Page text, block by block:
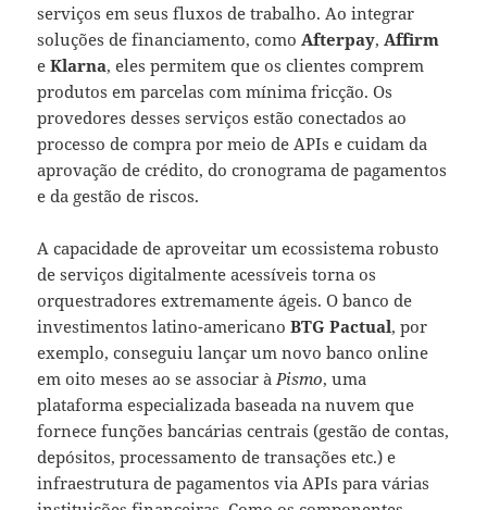
serviços em seus fluxos de trabalho. Ao integrar
soluções de financiamento, comoAfterpay,Affirm
eKlarna, eles permitem que os clientes comprem
produtos em parcelas com mínima fricção. Os
provedores desses serviços estão conectados ao
processo de compra por meio de APIs e cuidam da
aprovação de crédito, do cronograma de pagamentos
e da gestão de riscos.
A capacidade de aproveitar um ecossistema robusto
de serviços digitalmente acessíveis torna os
orquestradores extremamente ágeis. O banco de
investimentos latino-americanoBTG Pactual, por
exemplo, conseguiu lançar um novo banco online
em oito meses ao se associar àPismo, uma
plataforma especializada baseada na nuvem que
fornece funções bancárias centrais (gestão de contas,
depósitos, processamento de transações etc.) e
infraestrutura de pagamentos via APIs para várias